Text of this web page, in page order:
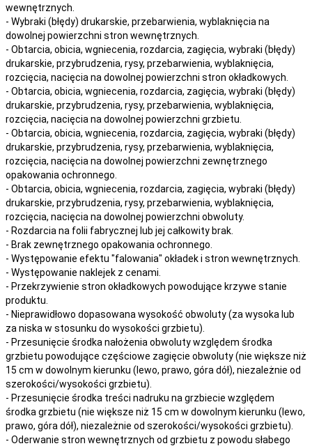
wewnętrznych.
- Wybraki (błędy) drukarskie, przebarwienia, wyblaknięcia na
dowolnej powierzchni stron wewnętrznych.
- Obtarcia, obicia, wgniecenia, rozdarcia, zagięcia, wybraki (błędy)
drukarskie, przybrudzenia, rysy, przebarwienia, wyblaknięcia,
rozcięcia, nacięcia na dowolnej powierzchni stron okładkowych.
- Obtarcia, obicia, wgniecenia, rozdarcia, zagięcia, wybraki (błędy)
drukarskie, przybrudzenia, rysy, przebarwienia, wyblaknięcia,
rozcięcia, nacięcia na dowolnej powierzchni grzbietu.
- Obtarcia, obicia, wgniecenia, rozdarcia, zagięcia, wybraki (błędy)
drukarskie, przybrudzenia, rysy, przebarwienia, wyblaknięcia,
rozcięcia, nacięcia na dowolnej powierzchni zewnętrznego
opakowania ochronnego.
- Obtarcia, obicia, wgniecenia, rozdarcia, zagięcia, wybraki (błędy)
drukarskie, przybrudzenia, rysy, przebarwienia, wyblaknięcia,
rozcięcia, nacięcia na dowolnej powierzchni obwoluty.
- Rozdarcia na folii fabrycznej lub jej całkowity brak.
- Brak zewnętrznego opakowania ochronnego.
- Występowanie efektu "falowania" okładek i stron wewnętrznych.
- Występowanie naklejek z cenami.
- Przekrzywienie stron okładkowych powodujące krzywe stanie
produktu.
- Nieprawidłowo dopasowana wysokość obwoluty (za wysoka lub
za niska w stosunku do wysokości grzbietu).
- Przesunięcie środka nałożenia obwoluty względem środka
grzbietu powodujące częściowe zagięcie obwoluty (nie większe niż
15 cm w dowolnym kierunku (lewo, prawo, góra dół), niezależnie od
szerokości/wysokości grzbietu).
- Przesunięcie środka treści nadruku na grzbiecie względem
środka grzbietu (nie większe niż 15 cm w dowolnym kierunku (lewo,
prawo, góra dół), niezależnie od szerokości/wysokości grzbietu).
- Oderwanie stron wewnętrznych od grzbietu z powodu słabego